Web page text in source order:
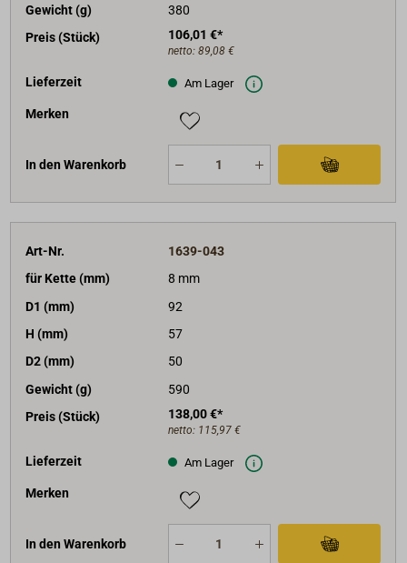
Gewicht (g)
380
Preis (Stück)
106,01 €*
netto: 89,08 €
Lieferzeit Am Lager
Merken
In den Warenkorb
Art-Nr.
1639-043
für Kette (mm)
8 mm
D1 (mm)
92
H (mm)
57
D2 (mm)
50
Gewicht (g)
590
Preis (Stück)
138,00 €*
netto: 115,97 €
Lieferzeit Am Lager
Merken
In den Warenkorb